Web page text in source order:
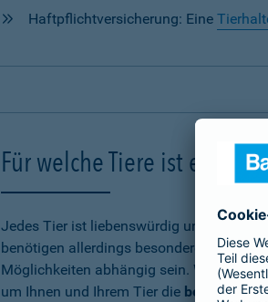
Haftpflichtversicherung: Eine
Für welche Tiere ist eine
Jedes Tier ist liebenswürdig und verdient
benötigen allerdings besonderen
Möglichkeiten abhängig sein. Wir haben
um Ihnen und Ihrem Tier die beste